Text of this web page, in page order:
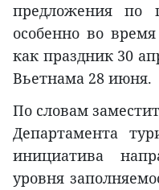
предложения по
особенно во
как праздник 30
Вьетнама 28 июня.
По словам
Департамента
инициатива
уровня